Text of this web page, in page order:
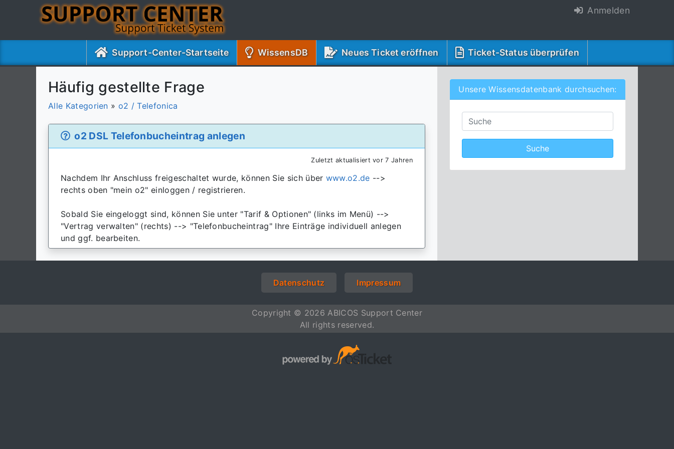
Anmelden
Support-Center-Startseite WissensDB(Aktuell)Neues Ticket eröffnen Ticket-Status überprüfen
Häufig gestellte Frage
Alle Kategorien » o2 / Telefonica
o2 DSL Telefonbucheintrag anlegen
Zuletzt aktualisiert vor 7 Jahren
Nachdem Ihr Anschluss freigeschaltet wurde, können Sie sich über www.o2.de -->
rechts oben "mein o2" einloggen / registrieren.
Sobald Sie eingeloggt sind, können Sie unter "Tarif & Optionen" (links im Menü) -->
"Vertrag verwalten" (rechts) --> "Telefonbucheintrag" Ihre Einträge individuell anlegen
und ggf. bearbeiten.
Unsere Wissensdatenbank durchsuchen:
Datenschutz Impressum
Copyright © 2026 ABICOS Support Center
All rights reserved.